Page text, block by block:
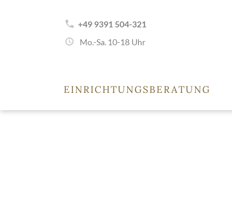
+49 9391 504-321
Mo.-Sa. 10-18 Uhr
EINRICHTUNGSBERATUNG